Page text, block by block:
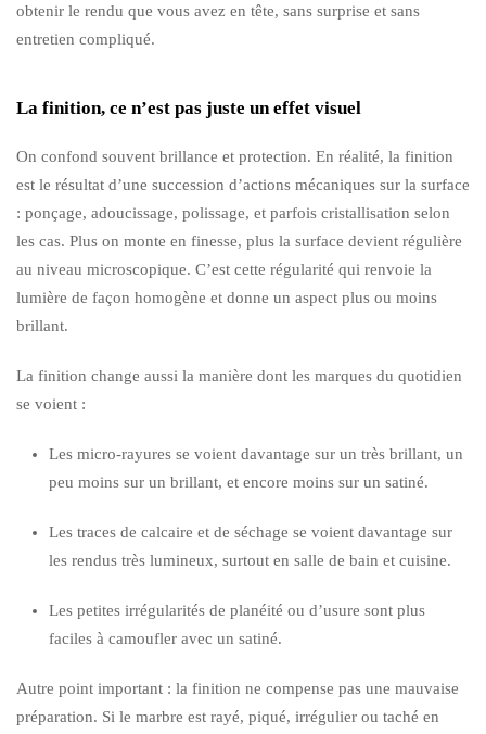
obtenir le rendu que vous avez en tête, sans surprise et sans
entretien compliqué.
La finition, ce n’est pas juste un effet visuel
On confond souvent brillance et protection. En réalité, la finition
est le résultat d’une succession d’actions mécaniques sur la surface
: ponçage, adoucissage, polissage, et parfois cristallisation selon
les cas. Plus on monte en finesse, plus la surface devient régulière
au niveau microscopique. C’est cette régularité qui renvoie la
lumière de façon homogène et donne un aspect plus ou moins
brillant.
La finition change aussi la manière dont les marques du quotidien
se voient :
Les micro-rayures se voient davantage sur un très brillant, un
peu moins sur un brillant, et encore moins sur un satiné.
Les traces de calcaire et de séchage se voient davantage sur
les rendus très lumineux, surtout en salle de bain et cuisine.
Les petites irrégularités de planéité ou d’usure sont plus
faciles à camoufler avec un satiné.
Autre point important : la finition ne compense pas une mauvaise
préparation. Si le marbre est rayé, piqué, irrégulier ou taché en